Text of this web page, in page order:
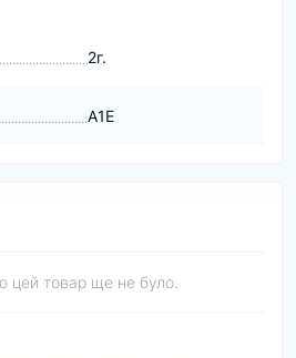
2г.
A1E
цей товар ще не було.